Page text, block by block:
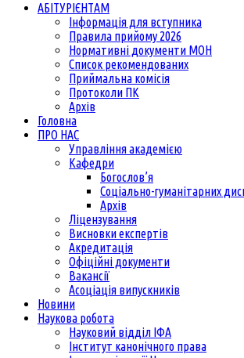
АБІТУРІЄНТАМ
Інформація для вступника
Правила прийому 2026
Нормативні документи МОН
Список рекомендованих
Приймальна комісія
Протоколи ПК
Архів
Головна
ПРО НАС
Управління академією
Кафедри
Богослов’я
Соціально-гуманітарних
Архів
Ліцензування
Висновки експертів
Акредитація
Офіційні документи
Вакансії
Асоціація випускників
Новини
Наукова робота
Науковий відділ ІФА
Інститут канонічного права